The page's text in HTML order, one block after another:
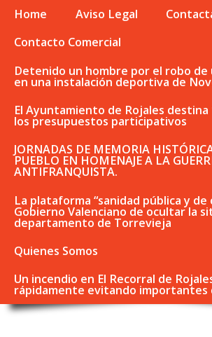
Home Aviso Legal
Contacto Comercial
Detenido un hombre por el robo
en una instalación deportiva de
El Ayuntamiento de Rojales destina
los presupuestos participativos
JORNADAS DE MEMORIA
PUEBLO EN HOMENAJE A LA
ANTIFRANQUISTA.
La plataforma “sanidad pública y de
Gobierno Valenciano de ocultar la
departamento de Torrevieja
Quienes Somos
Un incendio en El Recorral de
rápidamente evitando importantes